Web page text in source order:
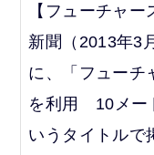
【フューチャ
新聞（2013年3
に、「フューチ
を利用 10メー
いうタイトルで